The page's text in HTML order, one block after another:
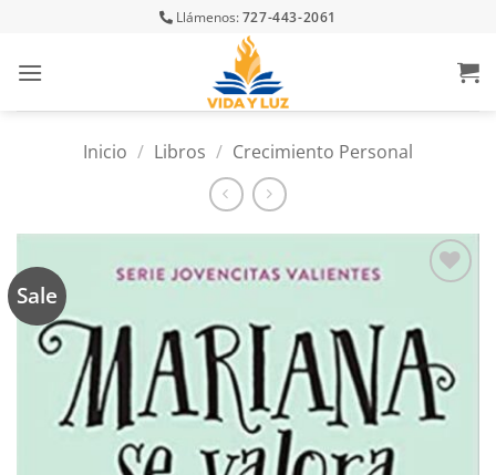
content
Llámenos:727-443-2061
Inicio / Libros / Crecimiento Personal
Sale
de
deseos